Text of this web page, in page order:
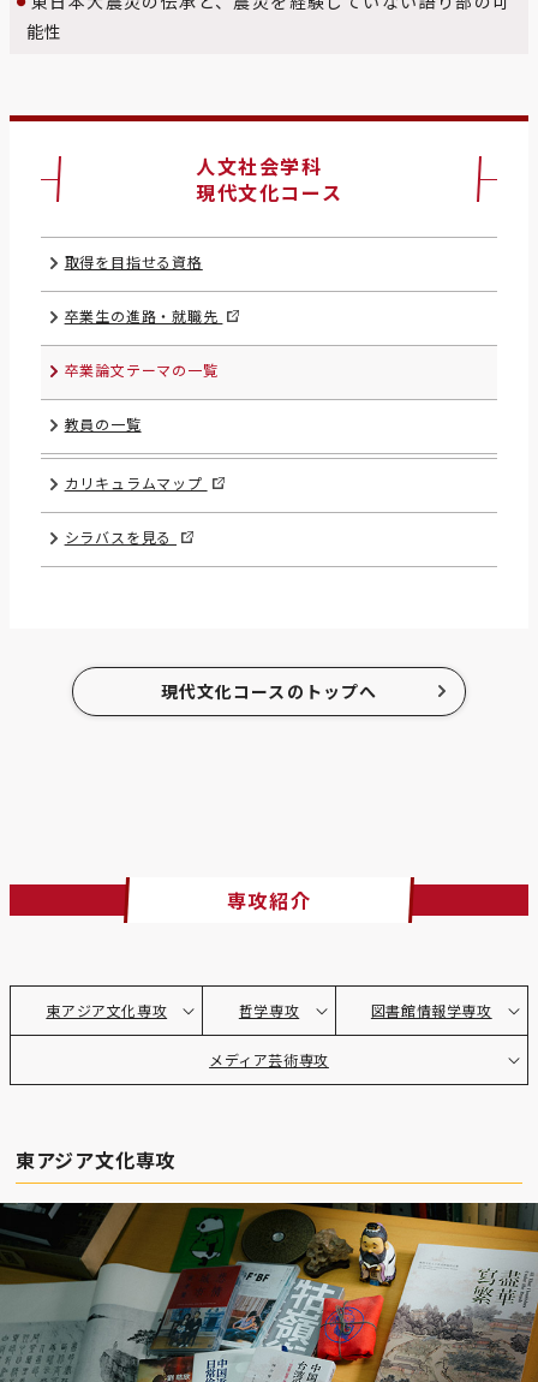
能性
人文社会学科
現代文化コース
取得を目指せる資格
卒業生の進路・就職先
卒業論文テーマの一覧
教員の一覧
カリキュラムマップ
シラバスを見る
現代文化コースのトップへ
専攻紹介
東アジア文化専攻 哲学専攻 図書館情報学専攻
メディア芸術専攻
東アジア文化専攻